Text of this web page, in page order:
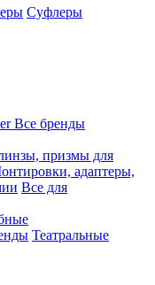
Суфлеры
Все бренды
призмы для
адаптеры,
Все для
Театральные